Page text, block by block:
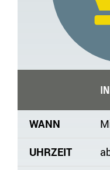
WANN
UHRZEIT